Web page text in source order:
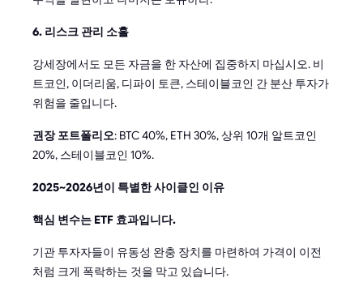
6. 리스크 관리 소홀
강세장에서도 모든 자금을 한 자산에 집중하지 마십시오. 비
트코인, 이더리움, 디파이 토큰, 스테이블코인 간 분산 투자가
위험을 줄입니다.
권장 포트폴리오: BTC 40%, ETH 30%, 상위 10개 알트코인
20%, 스테이블코인 10%.
2025~2026년이 특별한 사이클인 이유
핵심 변수는 ETF 효과입니다.
기관 투자자들이 유동성 완충 장치를 마련하여 가격이 이전
처럼 크게 폭락하는 것을 막고 있습니다.